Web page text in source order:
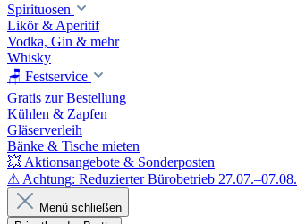
Spirituosen
Likör & Aperitif
Vodka, Gin & mehr
Whisky
🪑 Festservice
Gratis zur Bestellung
Kühlen & Zapfen
Gläserverleih
Bänke & Tische mieten
💥 Aktionsangebote & Sonderposten
⚠ Achtung: Reduzierter Bürobetrieb 27.07.–07.08.
Menü schließen